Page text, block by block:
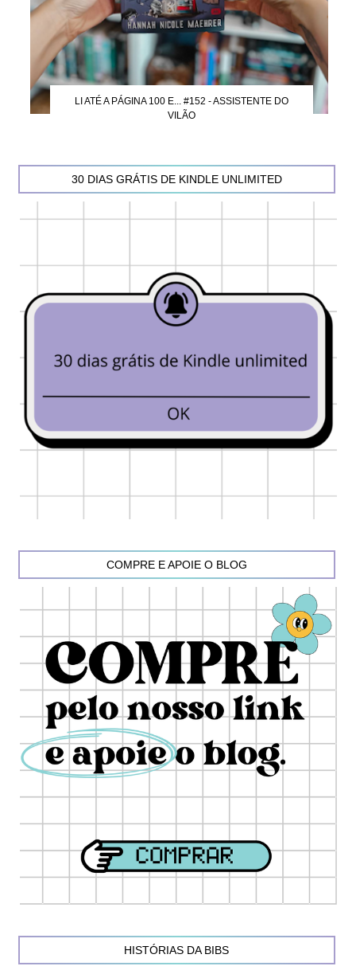
LI ATÉ A PÁGINA 100 E... #152 - ASSISTENTE DO
VILÃO
30 DIAS GRÁTIS DE KINDLE UNLIMITED
COMPRE E APOIE O BLOG
HISTÓRIAS DA BIBS